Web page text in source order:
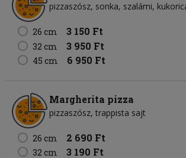
pizzaszósz sonka szalámi
26 cm 3 150 Ft
32 cm 3 950 Ft
45 cm 6 950 Ft
Margherita pizza
pizzaszósz trappista sajt
26 cm 2 690 Ft
32 cm 3 190 Ft